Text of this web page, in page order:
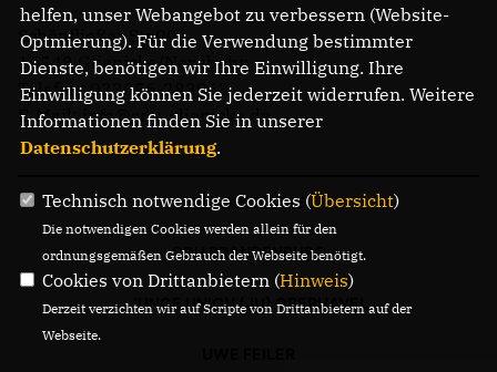
Schönfließer Str.90
16548 Glienicke/Nordbahn
Telefon: 033056-283063
E-Mail: info@cdu-glienicke.de
CDU OBERHAVEL
CDU BRANDENBURG
JUNGE UNION (JU) OBERHAVEL
helfen, unser Webangebot zu verbessern (Website-
Optmierung). Für die Verwendung bestimmter
Dienste, benötigen wir Ihre Einwilligung. Ihre
Einwilligung können Sie jederzeit widerrufen. Weitere
Informationen finden Sie in unserer
Datenschutzerklärung.
Technisch notwendige Cookies (Übersicht)
Die notwendigen Cookies werden allein für den
ordnungsgemäßen Gebrauch der Webseite benötigt.
Cookies von Drittanbietern (Hinweis)
Derzeit verzichten wir auf Scripte von Drittanbietern auf der
Webseite.